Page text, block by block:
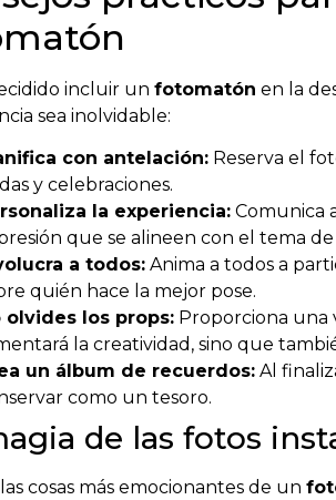
incluir un fotomatón en la
sea inolvidable:
con antelación: Reserva el
y celebraciones.
la experiencia: Comunica
que se alineen con el tema de
a todos: Anima a todos a
quién hace la mejor pose.
olvides los props: Proporciona una
la creatividad, sino que
un álbum de recuerdos: Al
como un tesoro.
de las fotos
cosas más emocionantes de un